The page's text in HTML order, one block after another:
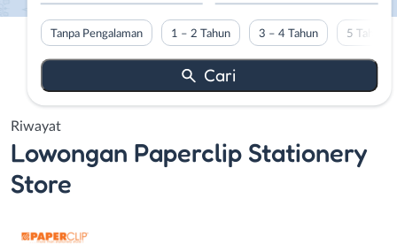
Tanpa Pengalaman 1 – 2 Tahun 3 – 4 Tahun 5 Tahun
Riwayat
Lowongan Paperclip Stationery
Store